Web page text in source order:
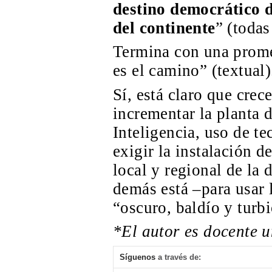
destino democrático
del continente”
Termina con una
es el camino”
Sí, está claro que
incrementar la planta
Inteligencia, uso de
exigir la instalación
local y regional de la
demás está –para
“oscuro, baldío y
*El autor es docente
Síguenos a través de: